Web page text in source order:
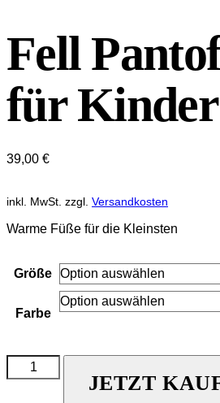
Fell
für Kinder
39,00 €
inkl. MwSt. zzgl. Versandkosten
Warme Füße für die Kleinsten
Größe
Farbe
JETZT